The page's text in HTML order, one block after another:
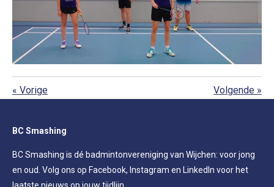
« Vorige Volgende »
BC Smashing
BC Smashing is dé badmintonvereniging van Wijchen: voor jong
en oud. Volg ons op Facebook, Instagram en LinkedIn voor het